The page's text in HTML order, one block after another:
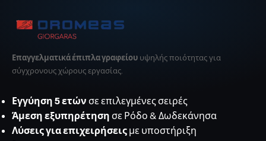
Επαγγελματικά έπιπλα γραφείου υψηλής ποιότητας για
σύγχρονους χώρους εργασίας.
Εγγύηση 5 ετών σε επιλεγμένες σειρές
Άμεση εξυπηρέτηση σε Ρόδο & Δωδεκάνησα
Λύσεις για επιχειρήσεις με υποστήριξη